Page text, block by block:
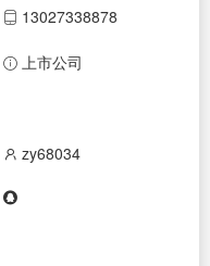
13027338878
上市公司
zy68034